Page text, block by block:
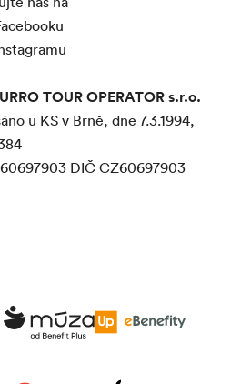
TOUR OPERATOR s.r.o.
u KS v Brně, dne 7.3.1994,
DIČ CZ60697903